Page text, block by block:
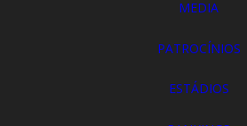
MEDIA
PATROCÍNIOS
ESTÁDIOS